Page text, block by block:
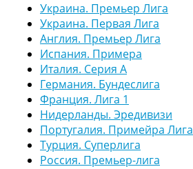
Украина. Премьер Лига
Украина. Первая Лига
Англия. Премьер Лига
Испания. Примера
Италия. Серия А
Германия. Бундеслига
Франция. Лига 1
Нидерланды. Эредивизи
Португалия. Примейра Лига
Турция. Суперлига
Россия. Премьер-лига